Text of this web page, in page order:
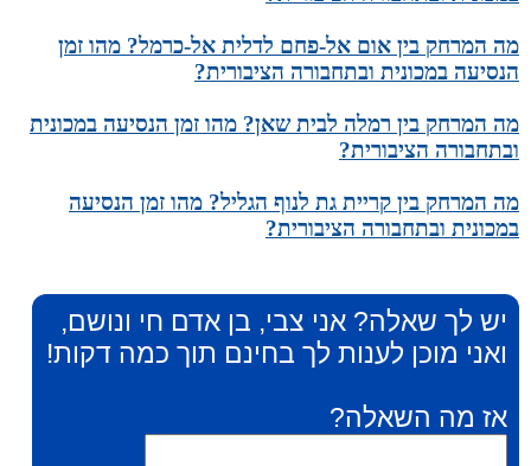
מה המרחק בין אום אל-פחם לדלית אל-כרמל? מהו זמן
הנסיעה במכונית ובתחבורה הציבורית?
מה המרחק בין רמלה לבית שאן? מהו זמן הנסיעה במכונית
ובתחבורה הציבורית?
מה המרחק בין קריית גת לנוף הגליל? מהו זמן הנסיעה
במכונית ובתחבורה הציבורית?
יש לך שאלה? אני צבי, בן אדם חי ונושם,
ואני מוכן לענות לך בחינם תוך כמה דקות!
אז מה השאלה?